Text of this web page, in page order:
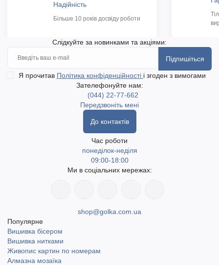
Надійність
Більше 10 років досвіду роботи
Слідкуйте за новинками та акціями:
Підпишіться
Я прочитав Політика конфіденційності і згоден з вимогами
Зателефонуйте нам:
(044) 22-77-662
Передзвоніть мені
До контактів
Час роботи
понеділок-неділя
09:00-18:00
Ми в соціальних мережах:
shop@golka.com.ua
Популярне
Вишивка бісером
Вишивка нитками
Живопис картин по номерам
Алмазна мозаїка